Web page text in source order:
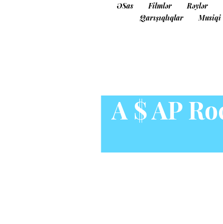
ƏSas Filmlər
Rəylər
Qarışıqlıqlar
Musiqi
A $ AP